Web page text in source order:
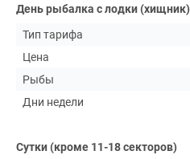
День рыбалка с лодки (хищник)
Тип тарифа
Цена
Рыбы
Дни недели
Сутки (кроме 11-18 секторов)